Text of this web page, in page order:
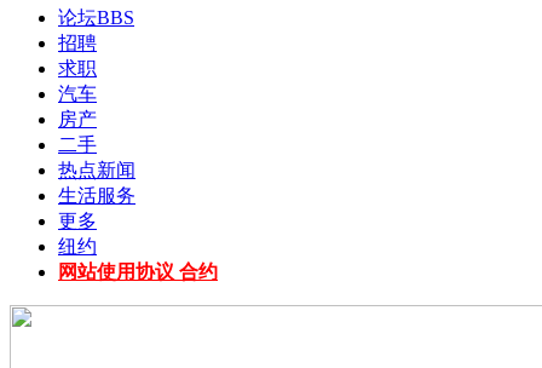
论坛BBS
招聘
求职
汽车
房产
二手
热点新闻
生活服务
更多
纽约
网站使用协议 合约